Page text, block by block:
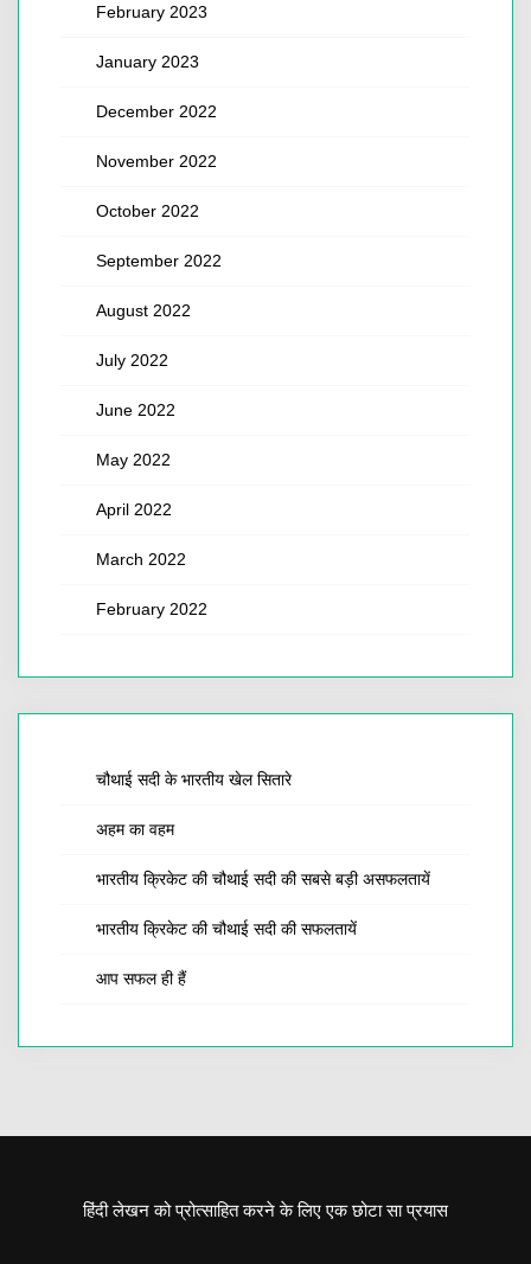
February 2023
January 2023
December 2022
November 2022
October 2022
September 2022
August 2022
July 2022
June 2022
May 2022
April 2022
March 2022
February 2022
चौथाई सदी के भारतीय खेल सितारे
अहम का वहम
भारतीय क्रिकेट की चौथाई सदी की सबसे बड़ी असफलतायें
भारतीय क्रिकेट की चौथाई सदी की सफलतायें
आप सफल ही हैं
हिंदी लेखन को प्रोत्साहित करने के लिए एक छोटा सा प्रयास